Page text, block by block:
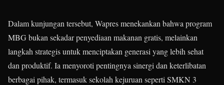
Dalam kunjungan tersebut, Wapres menekankan bahwa program
MBG bukan sekadar penyediaan makanan gratis, melainkan
langkah strategis untuk menciptakan generasi yang lebih sehat
dan produktif. Ia menyoroti pentingnya sinergi dan keterlibatan
berbagai pihak, termasuk sekolah kejuruan seperti SMKN 3